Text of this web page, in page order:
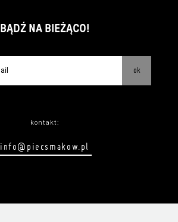
BĄDŹ NA BIEŻĄCO!
ok
kontakt:
info@piecsmakow.pl